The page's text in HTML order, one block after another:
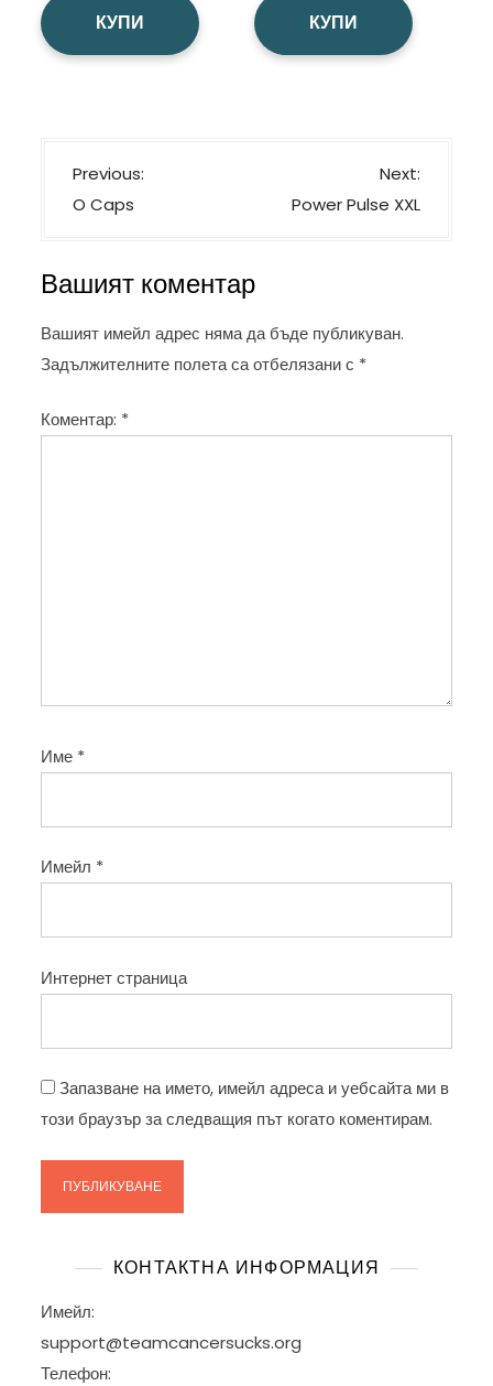
КУПИ
was:
37,50 лв..
КУПИ
Н
а
г
а
ц
я
Previous:
O Caps
Next:
Power Pulse XXL
Вашият коментар
Вашият имейл адрес няма да бъде публикуван.
Задължителните полета са отбелязани с *
Коментар: *
Име *
Имейл *
Интернет страница
Запазване на името, имейл адреса и уебсайта ми в
този браузър за следващия път когато коментирам.
КОНТАКТНА ИНФОРМАЦИЯ
Имейл:
support@teamcancersucks.org
Телефон: